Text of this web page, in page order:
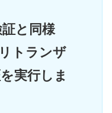
と同様
トランザ
実行しま